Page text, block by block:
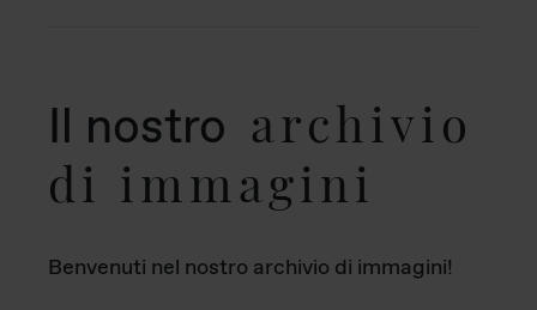
Il nostro archivio
di immagini
Benvenuti nel nostro archivio di immagini!